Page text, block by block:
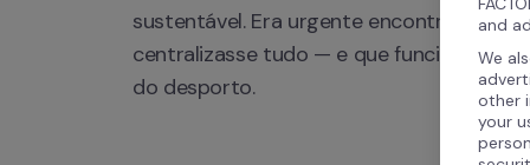
sustentável. Era urgente encontrar uma
centralizasse tudo — e que funcionasse
do desporto.
and
We
other
your